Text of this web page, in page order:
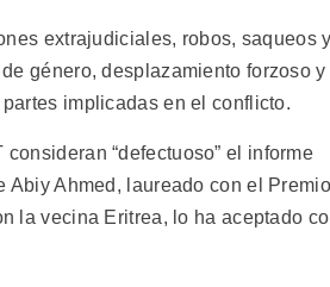
extrajudiciales, robos, saqueos
género, desplazamiento forzoso y
implicadas en el conflicto.
“defectuoso” el informe
Ahmed, laureado con el Premio
la vecina Eritrea, lo ha aceptado